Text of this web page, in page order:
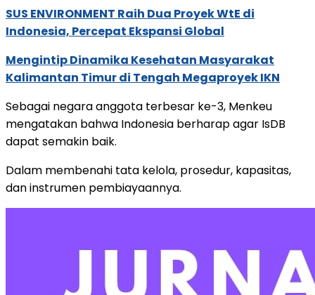
SUS ENVIRONMENT Raih Dua Proyek WtE di
Indonesia, Percepat Ekspansi Global
Mengintip Dinamika Kesehatan Masyarakat
Kalimantan Timur di Tengah Megaproyek IKN
Sebagai negara anggota terbesar ke-3, Menkeu
mengatakan bahwa Indonesia berharap agar IsDB
dapat semakin baik.
Dalam membenahi tata kelola, prosedur, kapasitas,
dan instrumen pembiayaannya.